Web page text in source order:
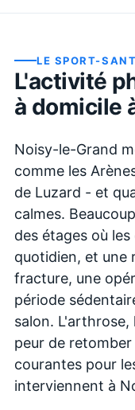
LE SPORT-
L'activité
à domicile
Noisy-le-Grand
comme les
de Luzard - et
calmes.
des étages où
quotidien, et une
fracture, une
période
salon. L'arthrose,
peur de
courantes pour
interviennent à